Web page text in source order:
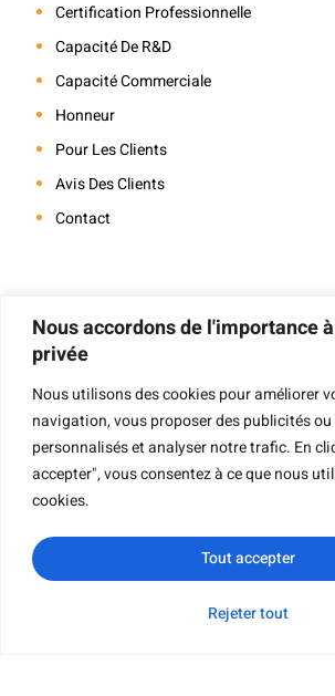
Nous accordons de l'importance
privée
Nous utilisons des cookies pour améliorer
navigation, vous proposer des publicités
personnalisés et analyser notre trafic. En
accepter", vous consentez à ce que nous
cookies.
Rejeter tout
Tout accepter
Certification Professionnelle
Capacité De R&D
Capacité Commerciale
Honneur
Pour Les Clients
Avis Des Clients
Contact
Navigation
Impression De Livres
Impression De Livres À Couverture
Impression De Livres Pour Enfants
Impression De Livres Cartonnés
Demande